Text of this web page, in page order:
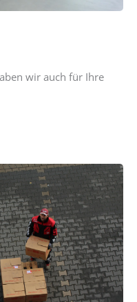
wir auch für Ihre